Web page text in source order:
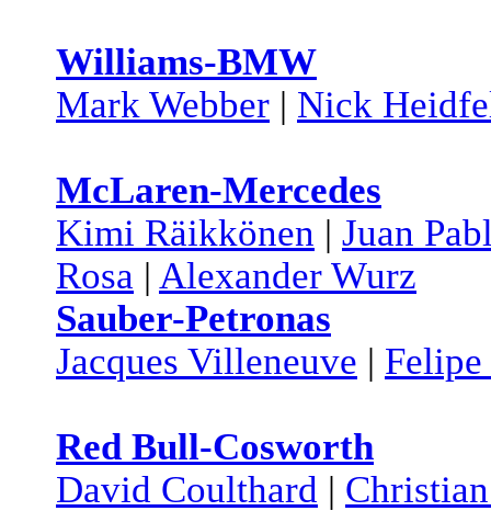
Williams-BMW
Mark Webber | Nick
McLaren-Mercedes
Kimi Räikkönen | Juan
Rosa | Alexander Wurz
Sauber-Petronas
Jacques Villeneuve | Felipe
Red Bull-Cosworth
David Coulthard |